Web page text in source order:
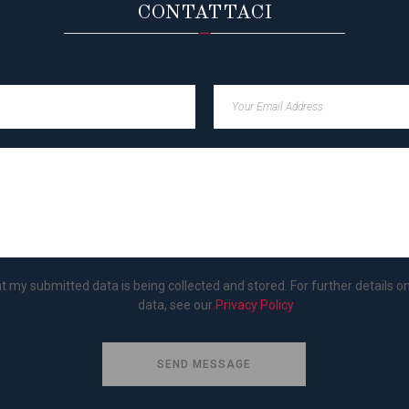
CONTATTACI
my submitted data is being collected and stored. For further details
data, see our Privacy Policy
SEND MESSAGE